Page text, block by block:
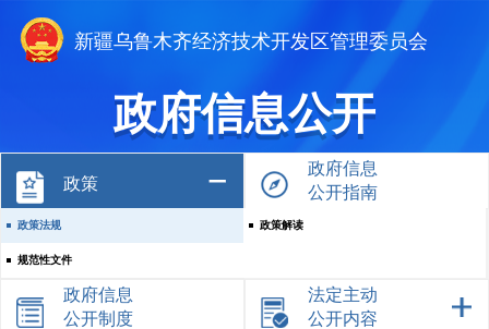
新疆乌鲁木齐经济技术开发区管理委员会
政府信息公开
政策
政策法规 政策解读
规范性文件
政府信息
公开指南
政府信息
公开制度
法定主动
公开内容